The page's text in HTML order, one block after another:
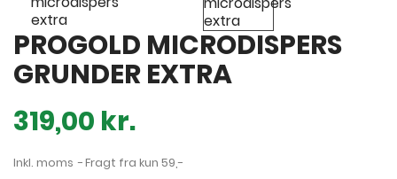
PROGOLD MICRODISPERS
GRUNDER EXTRA
319,00 kr.
Inkl. moms Fragt fra kun 59,-